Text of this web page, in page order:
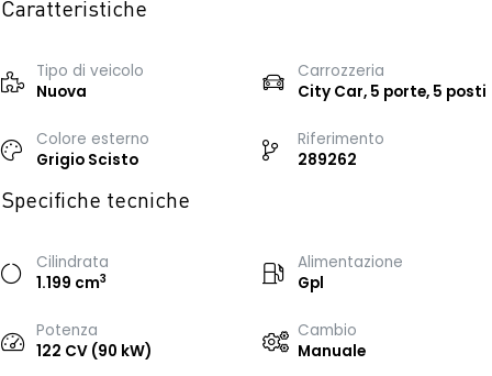
Caratteristiche
Tipo di veicolo
Nuova
Carrozzeria
City Car, 5 porte, 5 posti
Colore esterno
Grigio Scisto
Riferimento
289262
Specifiche tecniche
Cilindrata
1.199 cm3
Alimentazione
Gpl
Potenza
122 CV (90 kW)
Cambio
Manuale